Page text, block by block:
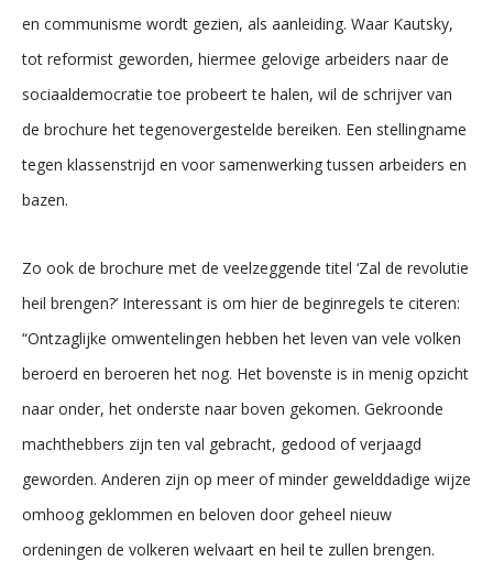
en communisme wordt gezien, als aanleiding. Waar Kautsky,
tot reformist geworden, hiermee gelovige arbeiders naar de
sociaaldemocratie toe probeert te halen, wil de schrijver van
de brochure het tegenovergestelde bereiken. Een stellingname
tegen klassenstrijd en voor samenwerking tussen arbeiders en
bazen.
Zo ook de brochure met de veelzeggende titel ‘Zal de revolutie
heil brengen?’ Interessant is om hier de beginregels te citeren:
“Ontzaglijke omwentelingen hebben het leven van vele volken
beroerd en beroeren het nog. Het bovenste is in menig opzicht
naar onder, het onderste naar boven gekomen. Gekroonde
machthebbers zijn ten val gebracht, gedood of verjaagd
geworden. Anderen zijn op meer of minder gewelddadige wijze
omhoog geklommen en beloven door geheel nieuw
ordeningen de volkeren welvaart en heil te zullen brengen.